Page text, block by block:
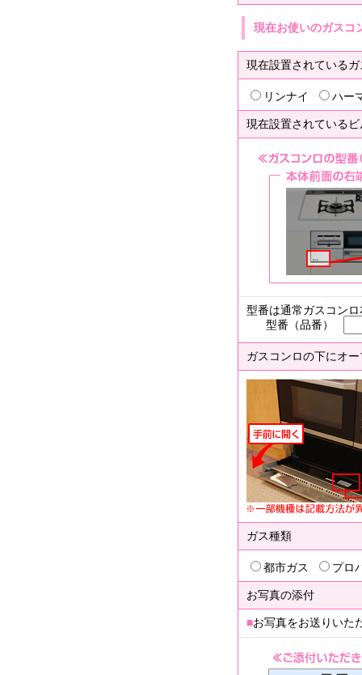
現在お使いのガス
現在設置されている
リンナイ ハー
現在設置されている
型番は通常ガスコン
型番（品番）
ガスコンロの下にオ
ガス種類
都市ガス プロ
お写真の添付
■お写真をお送りいた